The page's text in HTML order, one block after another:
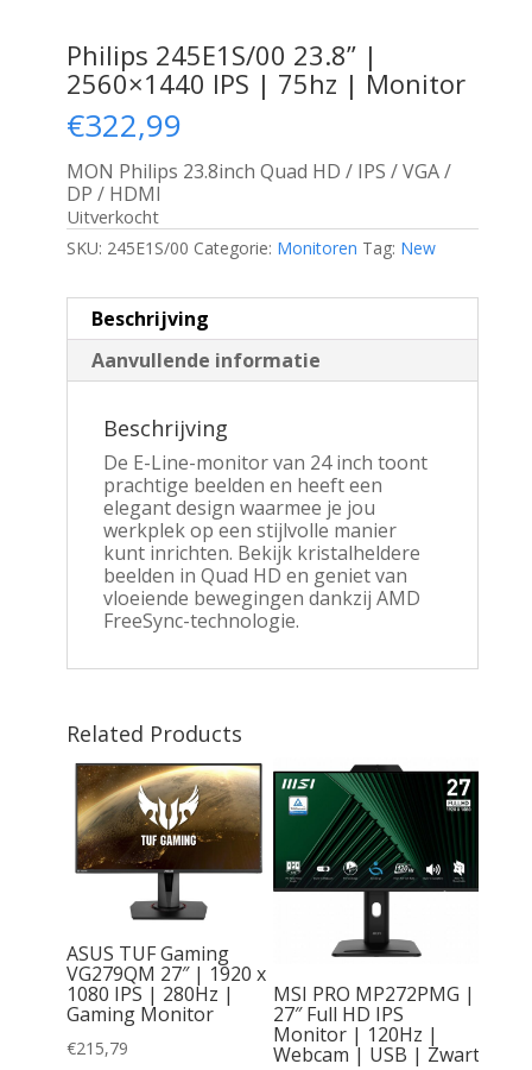
Philips 245E1S/00 23.8” |
2560×1440 IPS | 75hz | Monitor
€322,99
MON Philips 23.8inch Quad HD / IPS / VGA /
DP / HDMI
Uitverkocht
SKU: 245E1S/00 Categorie: Monitoren Tag: New
Beschrijving
Aanvullende informatie
Beschrijving
De E-Line-monitor van 24 inch toont
prachtige beelden en heeft een
elegant design waarmee je jou
werkplek op een stijlvolle manier
kunt inrichten. Bekijk kristalheldere
beelden in Quad HD en geniet van
vloeiende bewegingen dankzij AMD
FreeSync-technologie.
Related Products
ASUS TUF Gaming
VG279QM 27″ | 1920 x
1080 IPS | 280Hz |
Gaming Monitor
€215,79
MSI PRO MP272PMG |
27″ Full HD IPS
Monitor | 120Hz |
Webcam | USB | Zwart